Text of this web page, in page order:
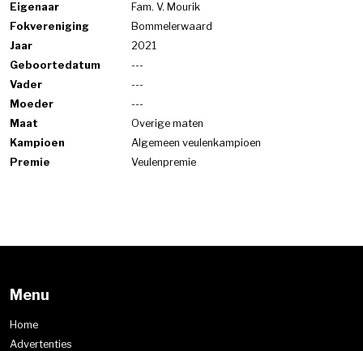
Eigenaar
Fam. V. Mourik
Fokvereniging
Bommelerwaard
Jaar
2021
Geboortedatum
---
Vader
---
Moeder
---
Maat
Overige maten
Kampioen
Algemeen veulenkampioen
Premie
Veulenpremie
Menu
Home
Advertenties